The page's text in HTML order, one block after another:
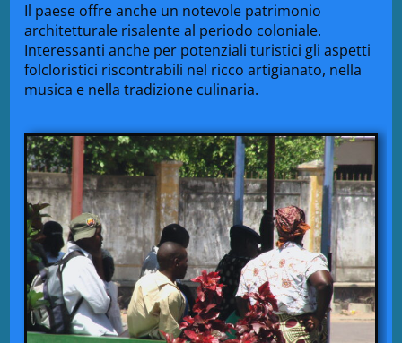
Il paese offre anche un notevole patrimonio
architetturale risalente al periodo coloniale.
Interessanti anche per potenziali turistici gli aspetti
folcloristici riscontrabili nel ricco artigianato, nella
musica e nella tradizione culinaria.